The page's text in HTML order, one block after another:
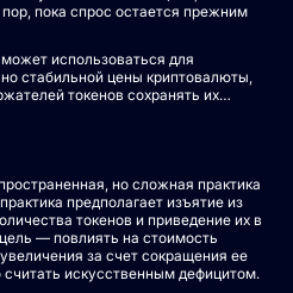
пока спрос остается прежним
использоваться для
стабильной цены криптовалюты,
токенов сохранять их…
но сложная практика
предполагает изъятие из
токенов и приведение их в
— повлиять на стоимость
за счет сокращения ее
искусственным дефицитом.